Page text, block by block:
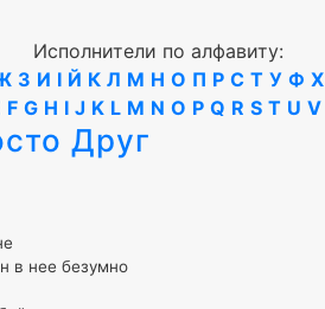
Исполнители по алфавиту:
З И І Й К Л М Н О П Р С Т У Ф Х
F G H I J K L M N O P Q R S T U V
Друг
в нее безумно